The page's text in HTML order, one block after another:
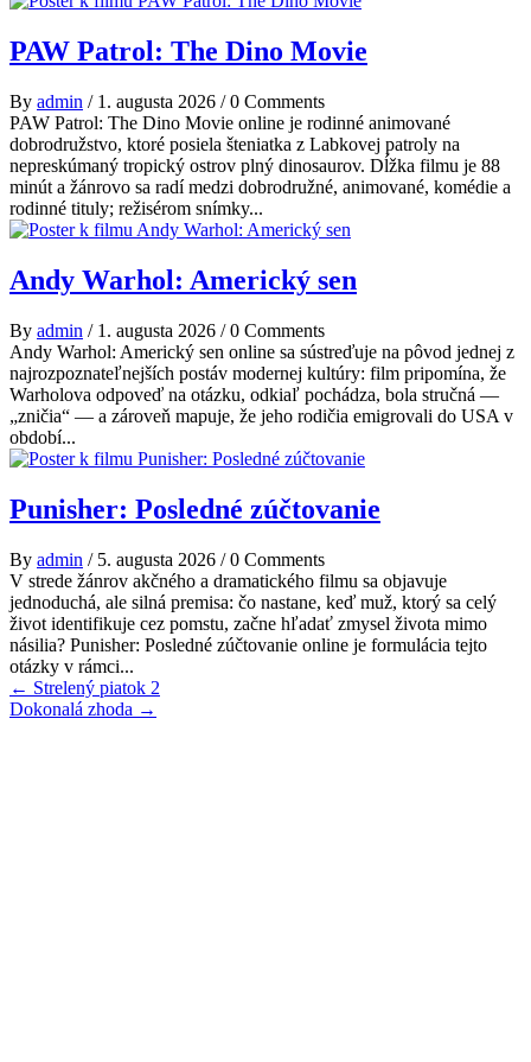
PAW Patrol: The Dino Movie
By admin / 1. augusta 2026 /0 Comments
PAW Patrol: The Dino Movie online je rodinné animované
dobrodružstvo, ktoré posiela šteniatka z Labkovej patroly na
nepreskúmaný tropický ostrov plný dinosaurov. Dĺžka filmu je 88
minút a žánrovo sa radí medzi dobrodružné, animované, komédie a
rodinné tituly; režisérom snímky...
Andy Warhol: Americký sen
By admin / 1. augusta 2026 /0 Comments
Andy Warhol: Americký sen online sa sústreďuje na pôvod jednej z
najrozpoznateľnejších postáv modernej kultúry: film pripomína, že
Warholova odpoveď na otázku, odkiaľ pochádza, bola stručná —
„zničia“ — a zároveň mapuje, že jeho rodičia emigrovali do USA v
období...
Punisher: Posledné zúčtovanie
By admin / 5. augusta 2026 /0 Comments
V strede žánrov akčného a dramatického filmu sa objavuje
jednoduchá, ale silná premisa: čo nastane, keď muž, ktorý sa celý
život identifikuje cez pomstu, začne hľadať zmysel života mimo
násilia? Punisher: Posledné zúčtovanie online je formulácia tejto
otázky v rámci...
Post
navigation
← Strelený piatok 2
Dokonalá zhoda →